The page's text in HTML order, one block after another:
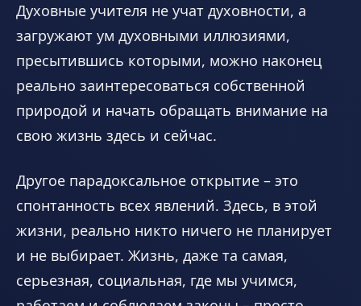
Духовные учителя не учат духовности, а
загружают ум духовными иллюзиями,
пресытившись которыми, можно наконец
реально заинтересоваться собственной
природой и начать обращать внимание на
свою жизнь здесь и сейчас.
Другое парадоксальное открытие – это
спонтанность всех явлений. Здесь, в этой
жизни, реально никто ничего не планирует
и не выбирает. Жизнь, даже та самая,
серьезная, социальная, где мы учимся,